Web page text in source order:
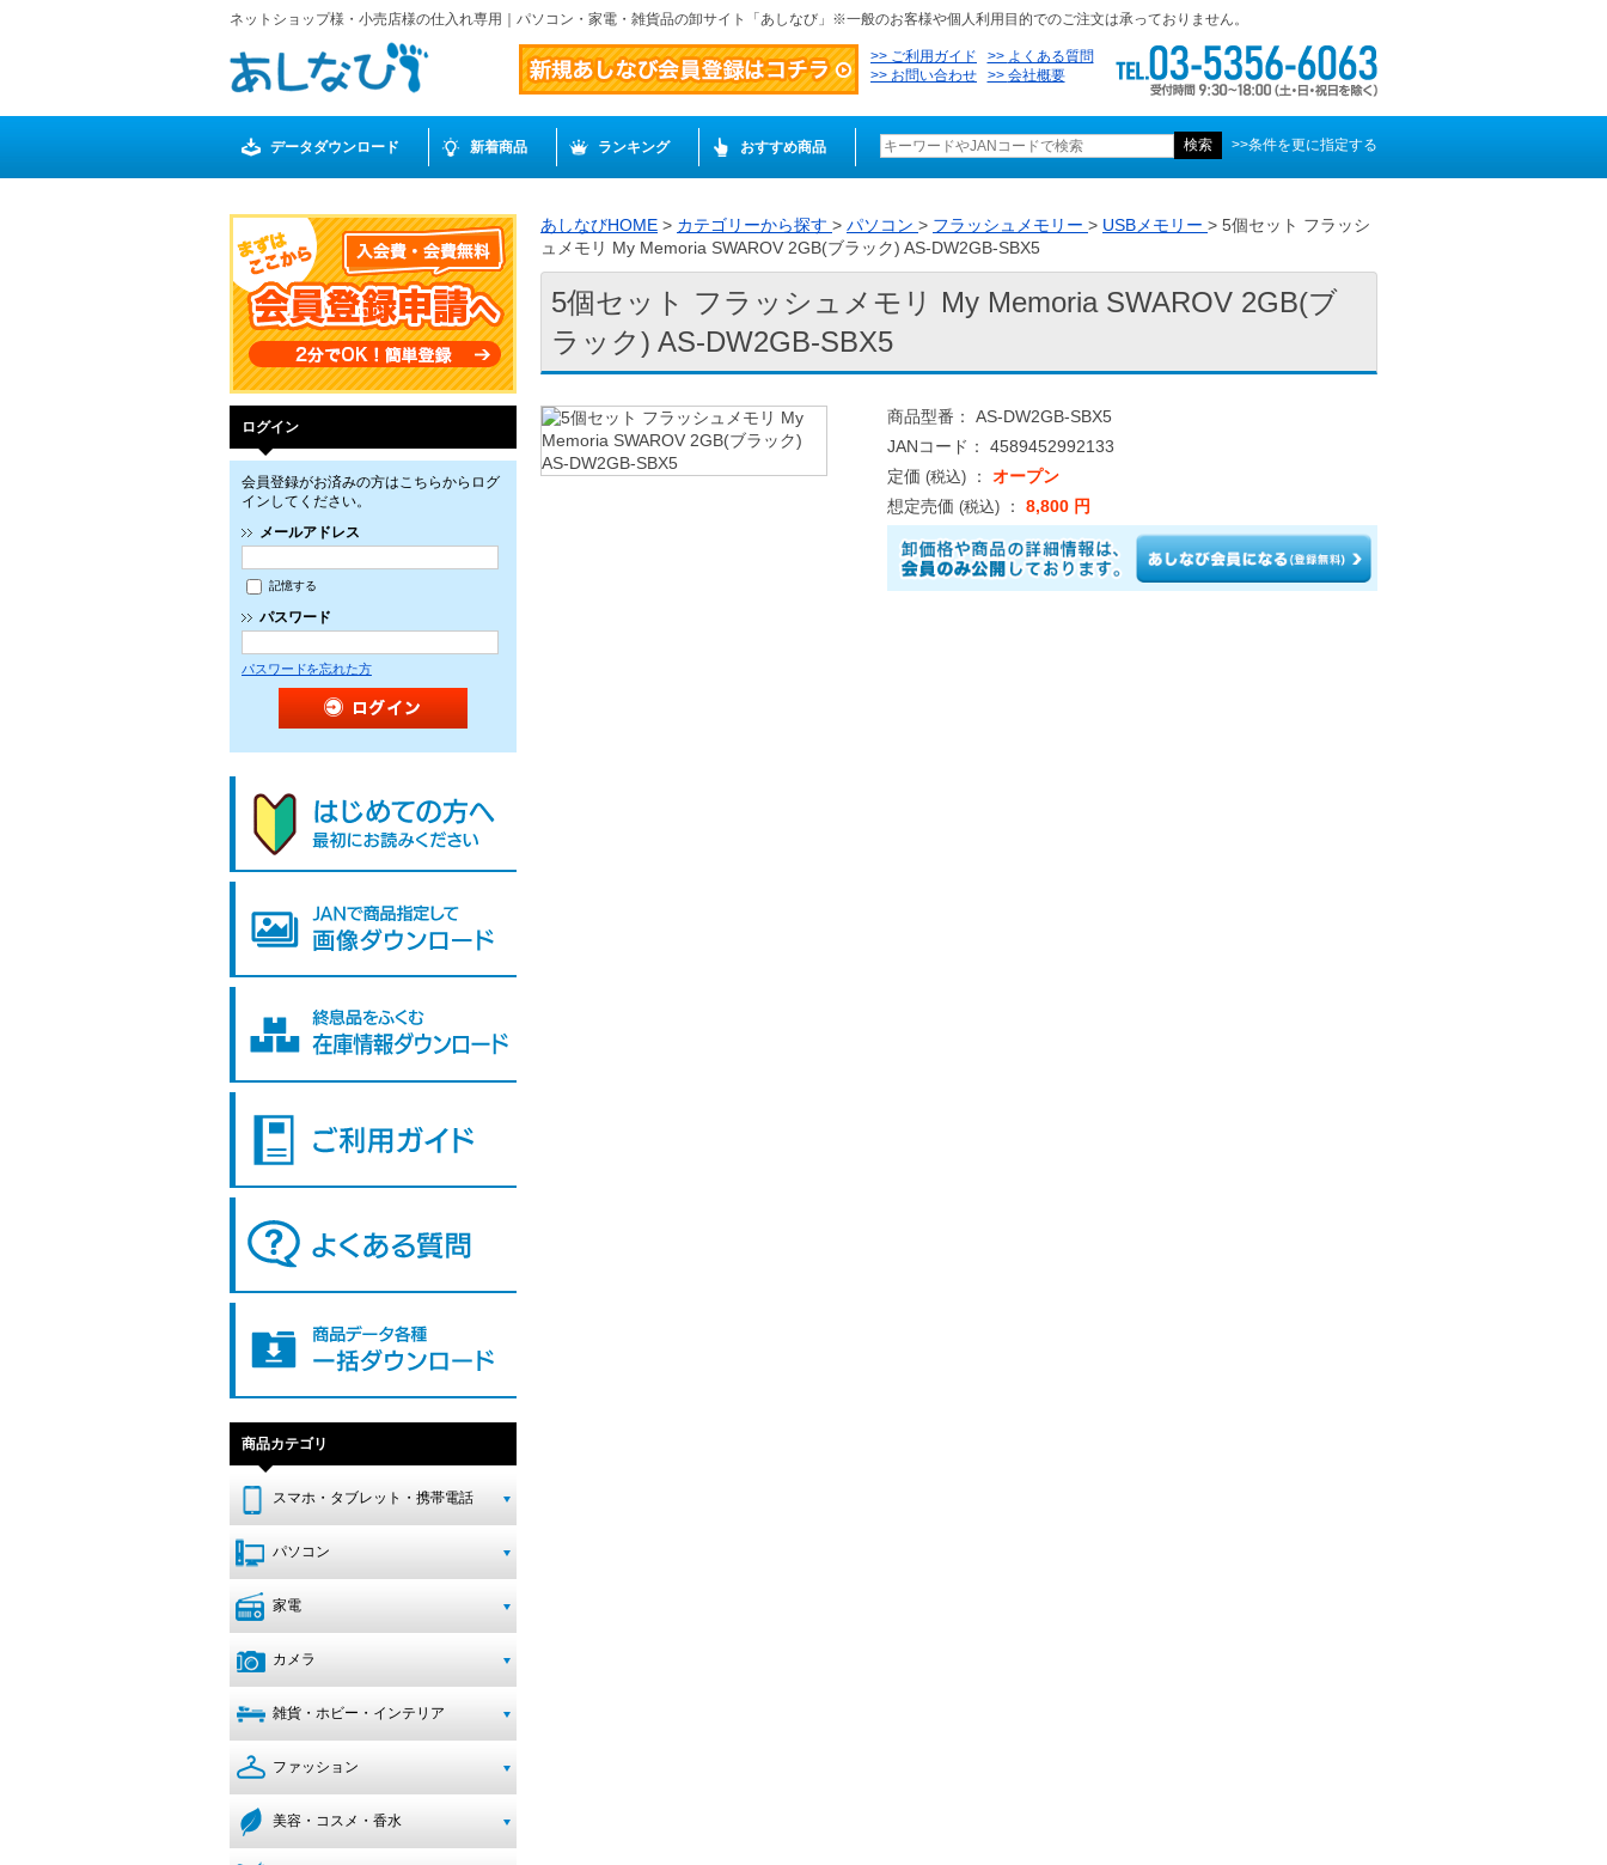
ネットショップ様・小売店様の仕入れ専用｜パソコン・家電・雑貨品の卸サイト「あしなび」※一般のお客様や個人利用目的でのご注文は承っておりません。
ご利用ガイド
よくある質問
お問い合わせ
会社概要
データダウンロード 新着商品 ランキング おすすめ商品 >>条件を更に指定する
ログイン
会員登録がお済みの方はこちらからログ
インしてください。
メールアドレス
記憶する
パスワード
パスワードを忘れた方
商品カテゴリ
スマホ・タブレット・携帯電話
パソコン
家電
カメラ
雑貨・ホビー・インテリア
ファッション
美容・コスメ・香水
あしなびHOME > カテゴリーから探す > パソコン > フラッシュメモリー > USBメモリー > 5個セット フラッシ
ュメモリ My Memoria SWAROV 2GB(ブラック) AS-DW2GB-SBX5
5個セット フラッシュメモリ My Memoria SWAROV 2GB(ブ
ラック) AS-DW2GB-SBX5
商品型番： AS-DW2GB-SBX5
JANコード： 4589452992133
定価 (税込) ： オープン
想定売価 (税込) ： 8,800 円